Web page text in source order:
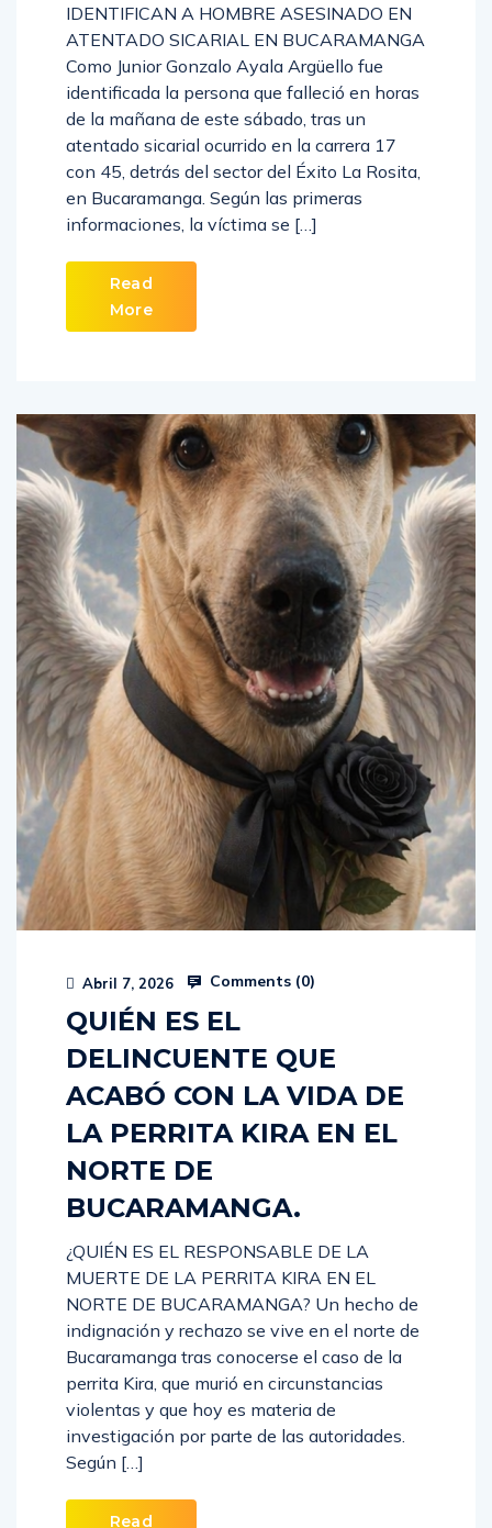
IDENTIFICAN A HOMBRE ASESINADO EN
ATENTADO SICARIAL EN BUCARAMANGA
Como Junior Gonzalo Ayala Argüello fue
identificada la persona que falleció en horas
de la mañana de este sábado, tras un
atentado sicarial ocurrido en la carrera 17
con 45, detrás del sector del Éxito La Rosita,
en Bucaramanga. Según las primeras
informaciones, la víctima se […]
Read
More
Abril 7, 2026 Comments (0)
QUIÉN ES EL
DELINCUENTE QUE
ACABÓ CON LA VIDA DE
LA PERRITA KIRA EN EL
NORTE DE
BUCARAMANGA.
¿QUIÉN ES EL RESPONSABLE DE LA
MUERTE DE LA PERRITA KIRA EN EL
NORTE DE BUCARAMANGA? Un hecho de
indignación y rechazo se vive en el norte de
Bucaramanga tras conocerse el caso de la
perrita Kira, que murió en circunstancias
violentas y que hoy es materia de
investigación por parte de las autoridades.
Según […]
Read